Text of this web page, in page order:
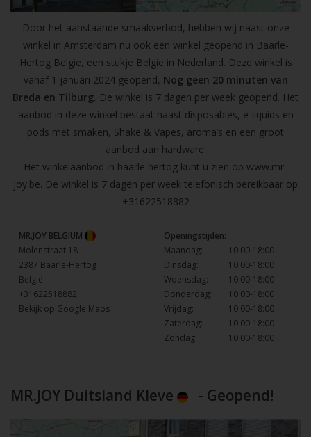
Door het aanstaande smaakverbod, hebben wij naast onze
winkel in Amsterdam nu ook een winkel geopend in Baarle-
Hertog Belgie, een stukje Belgie in Nederland. Deze winkel is
vanaf 1 januari 2024 geopend, Nog geen 20 minuten van
Breda en Tilburg. De winkel is 7 dagen per week geopend. Het
aanbod in deze winkel bestaat naast disposables, e-liquids en
pods met smaken, Shake & Vapes, aroma’s en een groot
aanbod aan hardware.
Het winkelaanbod in baarle hertog kunt u zien op www.mr-
joy.be. De winkel is 7 dagen per week telefonisch bereikbaar op
+31622518882
MR.JOY BELGIUM
Molenstraat 18
2387 Baarle-Hertog
België
+31622518882
Bekijk op Google Maps
Openingstijden:
Maandag:
10:00-18:00
Dinsdag:
10:00-18:00
Woensdag:
10:00-18:00
Donderdag:
10:00-18:00
Vrijdag:
10:00-18:00
Zaterdag:
10:00-18:00
Zondag:
10:00-18:00
MR.JOY Duitsland Kleve - Geopend!